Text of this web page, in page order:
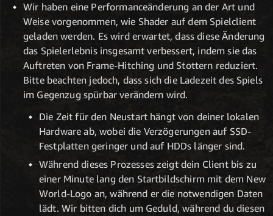
Wir haben eine Performanceänderung an der Art und
Weise vorgenommen, wie Shader auf dem Spielclient
geladen werden. Es wird erwartet, dass diese Änderung
das Spielerlebnis insgesamt verbessert, indem sie das
Auftreten von Frame-Hitching und Stottern reduziert.
Bitte beachten jedoch, dass sich die Ladezeit des Spiels
im Gegenzug spürbar verändern wird.
Die Zeit für den Neustart hängt von deiner lokalen
Hardware ab, wobei die Verzögerungen auf SSD-
Festplatten geringer und auf HDDs länger sind.
Während dieses Prozesses zeigt dein Client bis zu
einer Minute lang den Startbildschirm mit dem New
World-Logo an, während er die notwendigen Daten
lädt. Wir bitten dich um Geduld, während du diesen